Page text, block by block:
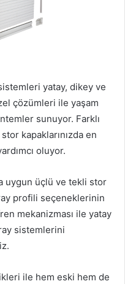
yatay, dikey ve
çözümleri ile yaşam
sunuyor. Farklı
kapaklarınızda en
oluyor.
uygun üçlü ve tekli stor
profili seçeneklerinin
mekanizması ile yatay
sistemlerini
ile hem eski hem de